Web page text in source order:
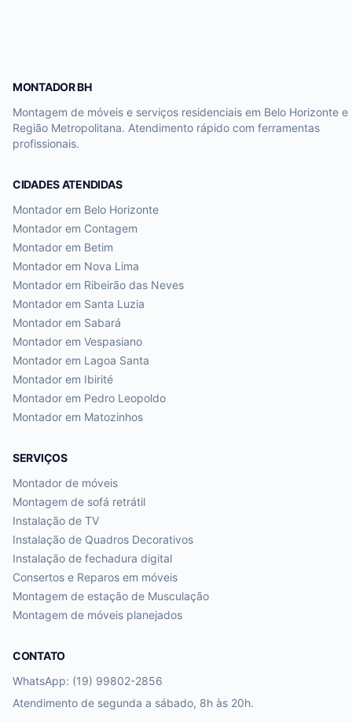
MONTADOR BH
Montagem de móveis e serviços residenciais em Belo Horizonte e
Região Metropolitana. Atendimento rápido com ferramentas
profissionais.
CIDADES ATENDIDAS
Montador em Belo Horizonte
Montador em Contagem
Montador em Betim
Montador em Nova Lima
Montador em Ribeirão das Neves
Montador em Santa Luzia
Montador em Sabará
Montador em Vespasiano
Montador em Lagoa Santa
Montador em Ibirité
Montador em Pedro Leopoldo
Montador em Matozinhos
SERVIÇOS
Montador de móveis
Montagem de sofá retrátil
Instalação de TV
Instalação de Quadros Decorativos
Instalação de fechadura digital
Consertos e Reparos em móveis
Montagem de estação de Musculação
Montagem de móveis planejados
CONTATO
WhatsApp: (19) 99802-2856
Atendimento de segunda a sábado, 8h às 20h.